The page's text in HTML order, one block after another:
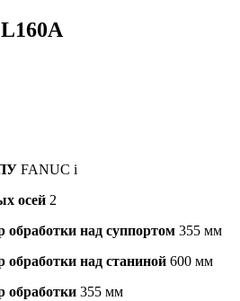
FANUC i
осей 2
над суппортом 355 мм
над станиной 600 мм
обработки 355 мм